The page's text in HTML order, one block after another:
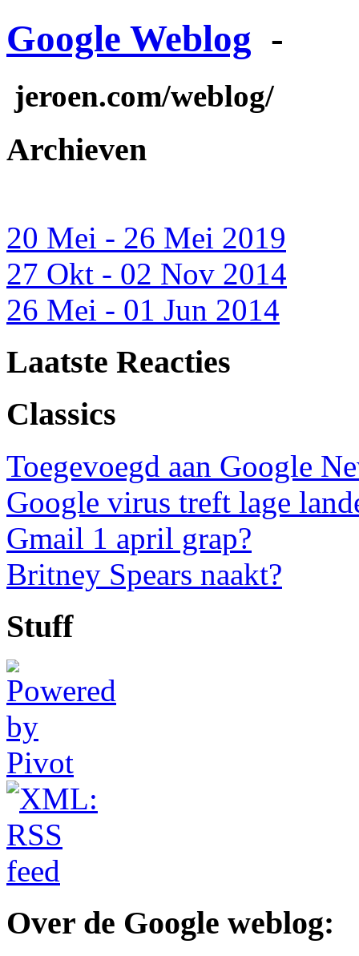
Google Weblog -
jeroen.com/weblog/
Archieven
20 Mei - 26 Mei 2019
27 Okt - 02 Nov 2014
26 Mei - 01 Jun 2014
Laatste Reacties
Classics
Toegevoegd aan Google
Google virus treft lage
Gmail 1 april grap?
Britney Spears naakt?
Stuff
Over de Google weblog: